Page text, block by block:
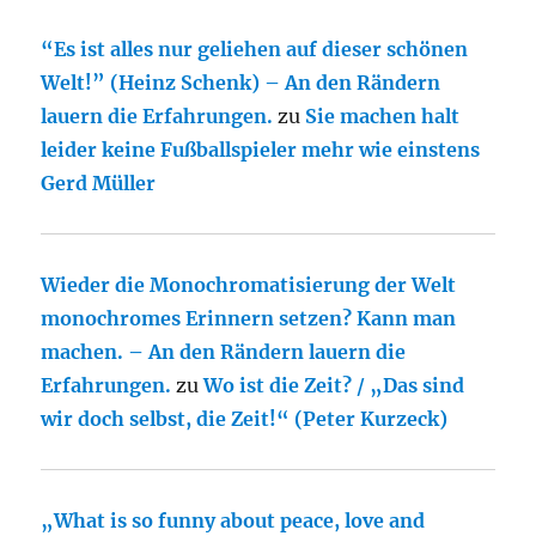
“Es ist alles nur geliehen auf dieser schönen
Welt!” (Heinz Schenk) – An den Rändern
lauern die Erfahrungen. zu Sie machen halt
leider keine Fußballspieler mehr wie einstens
Gerd Müller
Wieder die Monochromatisierung der Welt
monochromes Erinnern setzen? Kann man
machen. – An den Rändern lauern die
Erfahrungen. zuWo ist die Zeit? / „Das sind
wir doch selbst, die Zeit!“ (Peter Kurzeck)
„What is so funny about peace, love and